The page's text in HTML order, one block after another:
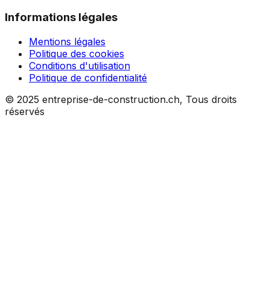
Informations légales
Mentions légales
Politique des cookies
Conditions d'utilisation
Politique de confidentialité
© 2025 entreprise-de-construction.ch, Tous droits
réservés